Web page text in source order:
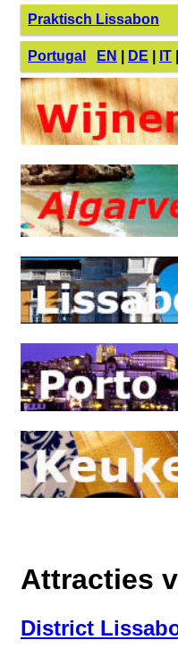
Praktisch Lissabon
Portugal EN DE IT
Attracties
District